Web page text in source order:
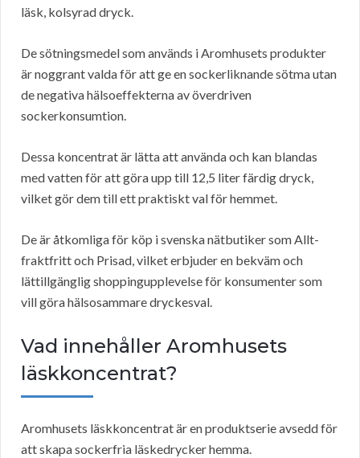
läsk, kolsyrad dryck.
De sötningsmedel som används i Aromhusets produkter
är noggrant valda för att ge en sockerliknande sötma utan
de negativa hälsoeffekterna av överdriven
sockerkonsumtion.
Dessa koncentrat är lätta att använda och kan blandas
med vatten för att göra upp till 12,5 liter färdig dryck,
vilket gör dem till ett praktiskt val för hemmet.
De är åtkomliga för köp i svenska nätbutiker som Allt-
fraktfritt och Prisad, vilket erbjuder en bekväm och
lättillgänglig shoppingupplevelse för konsumenter som
vill göra hälsosammare dryckesval.
Vad innehåller Aromhusets
läskkoncentrat?
Aromhusets läskkoncentrat är en produktserie avsedd för
att skapa sockerfria läskedrycker hemma.